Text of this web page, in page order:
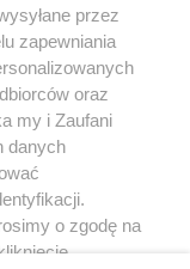
przez
zapewniania
oraz
my i Zaufani
danych
o zgodę na